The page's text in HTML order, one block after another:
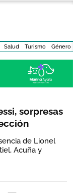
Salud Turismo Género
sorpresas
de Lionel
Acuña y